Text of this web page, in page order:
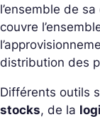
l’ensemble de
couvre
distribution des
Différents outils
stocks, de la